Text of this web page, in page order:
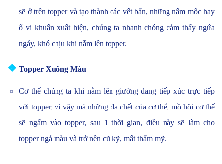
sẽ ở trên topper và tạo thành các vết bẩn, những nấm mốc hay
ổ vi khuẩn xuất hiện, chúng ta nhanh chóng cảm thấy ngứa
ngáy, khó chịu khi nằm lên topper.
❖ Topper Xuống Màu
Cơ thể chúng ta khi nằm lên giường đang tiếp xúc trực tiếp
với topper, vì vậy mà những da chết của cơ thể, mồ hôi cơ thể
sẽ ngấm vào topper, sau 1 thời gian, điều này sẽ làm cho
topper ngả màu và trở nên cũ kỹ, mất thẩm mỹ.